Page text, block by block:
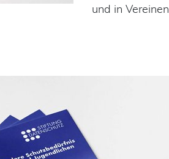
und in Vereinen.